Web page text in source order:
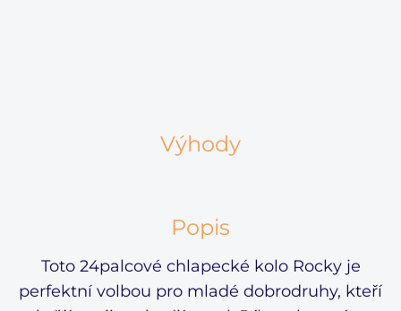
Výhody
Popis
Toto 24palcové chlapecké kolo Rocky je
perfektní volbou pro mladé dobrodruhy, kteří